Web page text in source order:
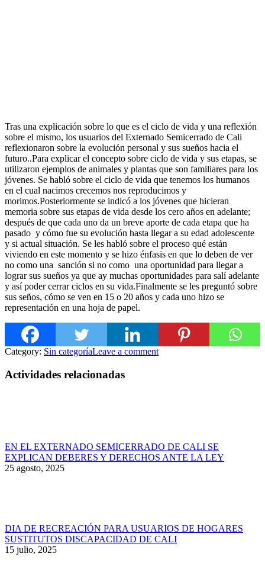
Tras una explicación sobre lo que es el ciclo de vida y una reflexión
sobre el mismo, los usuarios del Externado Semicerrado de Cali
reflexionaron sobre la evolución personal y sus sueños hacia el
futuro..Para explicar el concepto sobre ciclo de vida y sus etapas, se
utilizaron ejemplos de animales y plantas que son familiares para los
jóvenes. Se habló sobre el ciclo de vida que tenemos los humanos
en el cual nacimos crecemos nos reproducimos y
morimos.Posteriormente se indicó a los jóvenes que hicieran
memoria sobre sus etapas de vida desde los cero años en adelante;
después de que cada uno da un breve aporte de cada etapa que ha
pasado y cómo fue su evolución hasta llegar a su edad adolescente
y si actual situación. Se les habló sobre el proceso qué están
viviendo en este momento y se hizo énfasis en que lo deben de ver
no como una sanción si no como una oportunidad para llegar a
lograr sus sueños ya que ay muchas oportunidades para salí adelante
y así poder cerrar ciclos en su vida.Finalmente se les preguntó sobre
sus seños, cómo se ven en 15 o 20 años y cada uno hizo se
representación en una hoja de papel.
Category: Sin categoríaLeave a comment
Actividades relacionadas
EN EL EXTERNADO SEMICERRADO DE CALI SE
EXPLICAN DEBERES Y DERECHOS ANTE LA LEY
25 agosto, 2025
DIA DE RECREACIÓN PARA USUARIOS DE HOGARES
SUSTITUTOS DISCAPACIDAD DE CALI
15 julio, 2025